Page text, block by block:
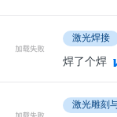
激光焊接
焊了个焊
激光雕刻